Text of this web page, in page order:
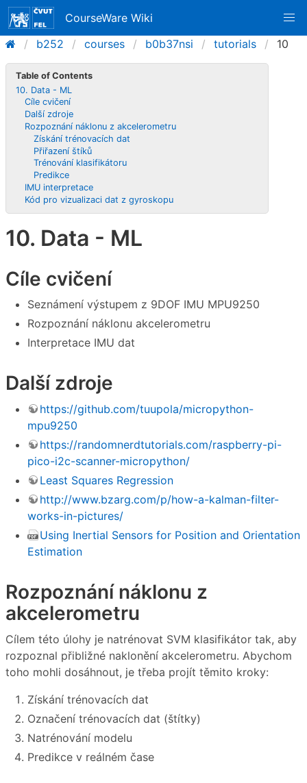
CourseWare Wiki
b252
courses b0b37nsi tutorials 10
Table of Contents
10. Data - ML
Cíle cvičení
Další zdroje
Rozpoznání náklonu z akcelerometru
Získání trénovacích dat
Přiřazení štíků
Trénování klasifikátoru
Predikce
IMU interpretace
Kód pro vizualizaci dat z gyroskopu
10. Data - ML
Cíle cvičení
Seznámení výstupem z 9DOF IMU MPU9250
Rozpoznání náklonu akcelerometru
Interpretace IMU dat
Další zdroje
https://github.com/tuupola/micropython-
mpu9250
https://randomnerdtutorials.com/raspberry-pi-
pico-i2c-scanner-micropython/
Least Squares Regression
http://www.bzarg.com/p/how-a-kalman-filter-
works-in-pictures/
Using Inertial Sensors for Position and Orientation
Estimation
Rozpoznání náklonu z
akcelerometru
Cílem této úlohy je natrénovat SVM klasifikátor tak, aby
rozpoznal přibližné naklonění akcelerometru. Abychom
toho mohli dosáhnout, je třeba projít těmito kroky:
Získání trénovacích dat
Označení trénovacích dat (štítky)
Natrénování modelu
Predikce v reálném čase